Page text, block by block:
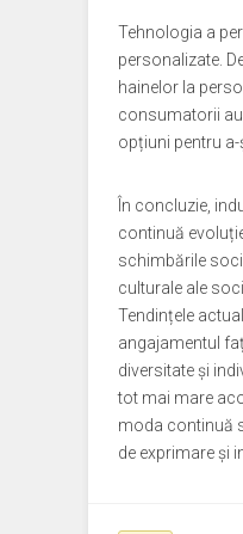
Tehnologia a
personalizate.
hainelor la
consumatorii
opțiuni pentru
În concluzie,
continuă
schimbările
culturale ale
Tendințele
angajamentul
diversitate și
tot mai mare
moda continuă
de exprimare și